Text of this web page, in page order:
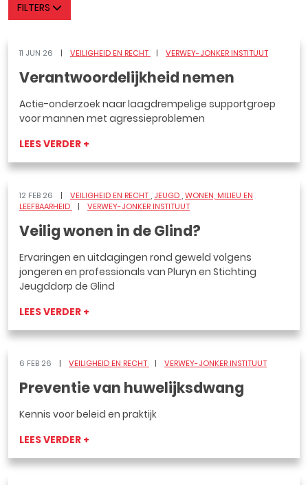
FILTERS
11 JUN 26 VEILIGHEID EN RECHT VERWEY-JONKER INSTITUUT
Verantwoordelijkheid nemen
Actie-onderzoek naar laagdrempelige supportgroep
voor mannen met agressieproblemen
LEES VERDER +
12 FEB 26 VEILIGHEID EN RECHT JEUGD WONEN, MILIEU EN
LEEFBAARHEID
VERWEY-JONKER INSTITUUT
Veilig wonen in de Glind?
Ervaringen en uitdagingen rond geweld volgens
jongeren en professionals van Pluryn en Stichting
Jeugddorp de Glind
LEES VERDER +
6 FEB 26 VEILIGHEID EN RECHT VERWEY-JONKER INSTITUUT
Preventie van huwelijksdwang
Kennis voor beleid en praktijk
LEES VERDER +